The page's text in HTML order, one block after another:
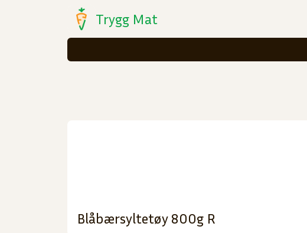
Trygg Mat
Blåbærsyltetøy 800g R